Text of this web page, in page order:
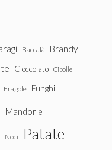
Baccalà Brandy
Cioccolato Cipolle
Fragole Funghi
Mandorle
Noci Patate